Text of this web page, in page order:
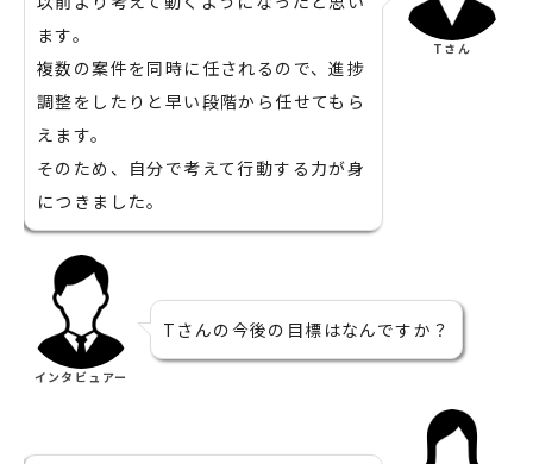
ます。
複数の案件を同時に任されるので、進捗
調整をしたりと早い段階から任せてもら
えます。
そのため、自分で考えて行動する力が身
につきました。
Tさん
インタビュアー
Tさんの今後の目標はなんですか？